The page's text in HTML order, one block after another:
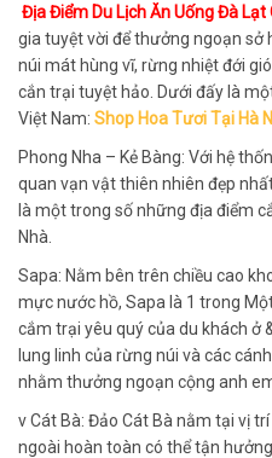
Địa Điểm Du Lịch Ăn Uống Đà Lạt
gia tuyệt vời để thưởng ngoạn
núi mát hùng vĩ, rừng nhiệt đới
cắn trại tuyệt hảo. Dưới đấy là
Việt Nam: Shop Hoa Tươi Tại Hà
Phong Nha – Kẻ Bàng: Với hệ
quan vạn vật thiên nhiên đẹp
là một trong số những địa điểm
Nhà.
Sapa: Nằm bên trên chiều cao
mực nước hồ, Sapa là 1 trong
cắm trại yêu quý của du khách ở
lung linh của rừng núi và các
nhằm thưởng ngoạn cộng anh
v Cát Bà: Đảo Cát Bà nằm tại vị
ngoài hoàn toàn có thể tận